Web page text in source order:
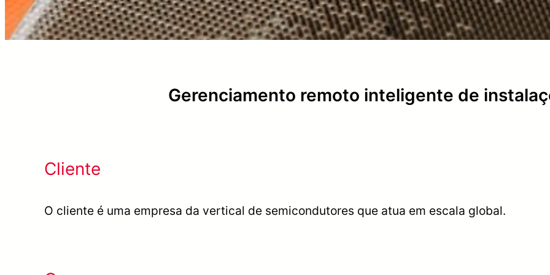
Gerenciamento remoto inteligente de
Cliente
O cliente é uma empresa da vertical de semicondutores que atua em escala global.